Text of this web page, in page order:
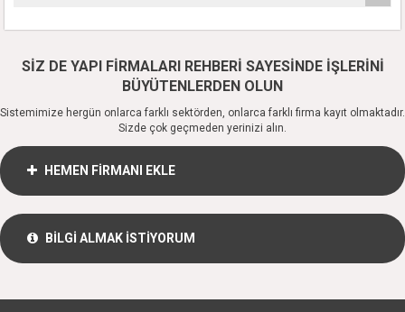
SİZ DE YAPI FİRMALARI REHBERİ SAYESİNDE İŞLERİNİ
BÜYÜTENLERDEN OLUN
Sistemimize hergün onlarca farklı sektörden, onlarca farklı firma kayıt olmaktadır.
Sizde çok geçmeden yerinizi alın.
HEMEN FİRMANI EKLE
BİLGİ ALMAK İSTİYORUM